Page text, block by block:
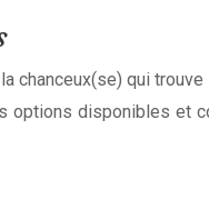
chanceux(se) qui
options disponibles et